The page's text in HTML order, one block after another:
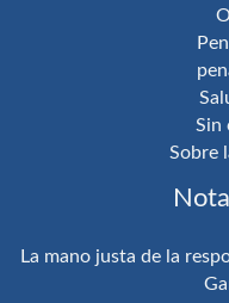
Sin
Sobre
La mano justa de la